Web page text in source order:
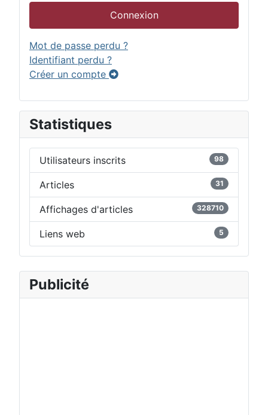
Connexion
Mot de passe perdu ?
Identifiant perdu ?
Créer un compte
Statistiques
Utilisateurs inscrits 98
Articles 31
Affichages d'articles 328710
Liens web 5
Publicité